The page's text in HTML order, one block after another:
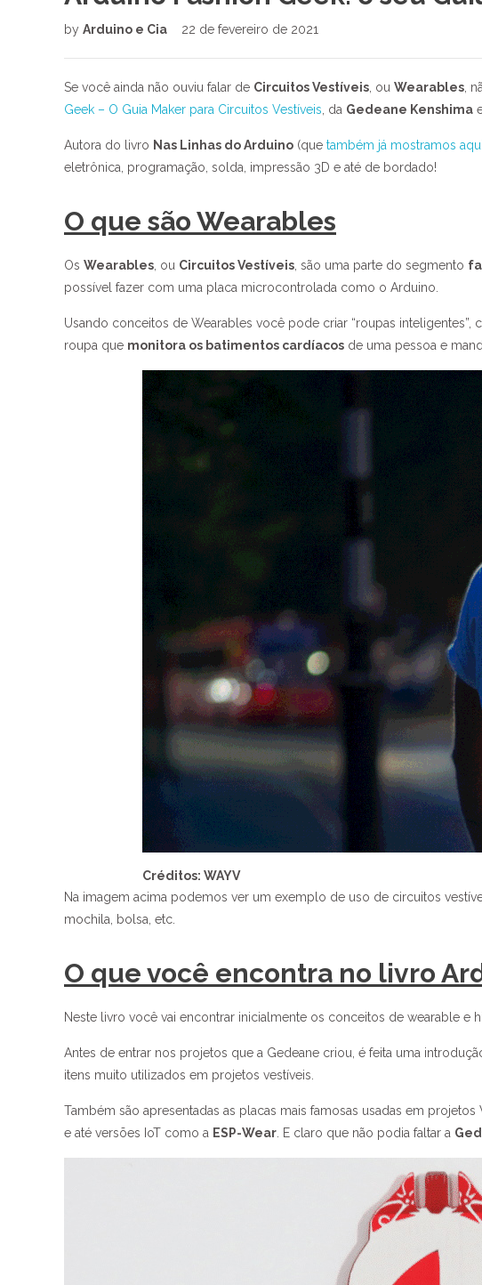
by Arduino e Cia 22 de fevereiro de 2021
Se você ainda não ouviu falar de Circuitos Vestíveis , ou Wearables ,
Geek – O Guia Maker para Circuitos Vestíveis , da Gedeane Kenshima
Autora do livro Nas Linhas do Arduino (que também já mostramos
eletrônica, programação, solda, impressão 3D e até de bordado!
O que são Wearables
Os Wearables , ou Circuitos Vestíveis , são uma parte do segmento
possível fazer com uma placa microcontrolada como o Arduino.
Usando conceitos de Wearables você pode criar “roupas inteligentes”,
roupa que monitora os batimentos cardíacos de uma pessoa e
Créditos: WAYV
Na imagem acima podemos ver um exemplo de uso de circuitos
mochila, bolsa, etc.
O que você encontra no livro
Neste livro você vai encontrar inicialmente os conceitos de wearable e
Antes de entrar nos projetos que a Gedeane criou, é feita uma
itens muito utilizados em projetos vestíveis.
Também são apresentadas as placas mais famosas usadas em projetos
e até versões IoT como a ESP-Wear . E claro que não podia faltar a